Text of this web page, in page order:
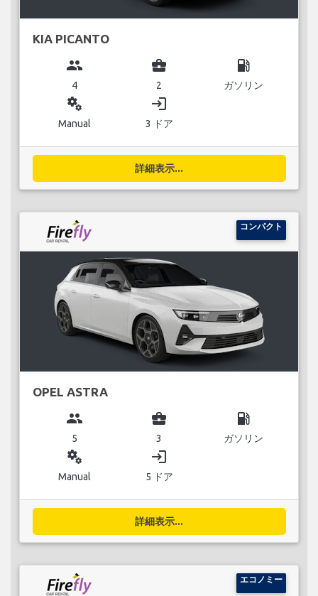
KIA PICANTO
group
4
business_center
2
local_gas_station
ガソリン
miscellaneous_services
Manual
login
3 ドア
詳細表示...
コンパクト
OPEL ASTRA
group
5
business_center
3
local_gas_station
ガソリン
miscellaneous_services
Manual
login
5 ドア
詳細表示...
エコノミー